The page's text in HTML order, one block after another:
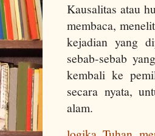
Kausalitas atau
membaca,
kejadian yang
sebab-sebab
kembali ke
secara nyata,
alam.